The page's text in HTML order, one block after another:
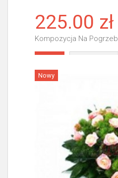
225.00 zł
Kompozycja Na Pogrzeb
Nowy